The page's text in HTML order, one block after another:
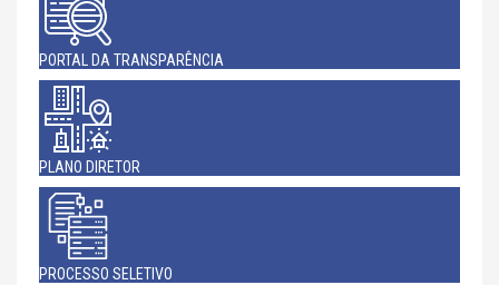
PORTAL DA TRANSPARÊNCIA
PLANO DIRETOR
PROCESSO SELETIVO